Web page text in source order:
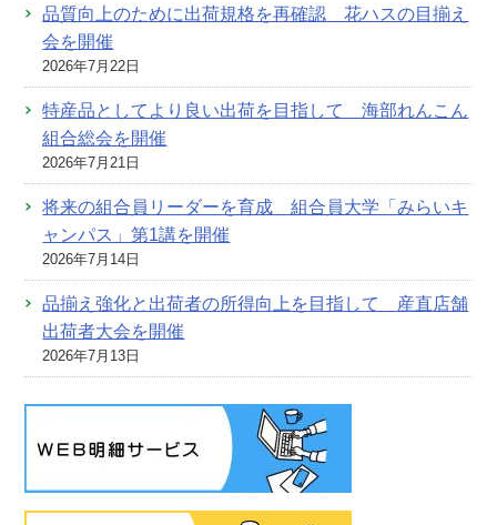
品質向上のために出荷規格を再確認 花ハスの目揃え
会を開催
2026年7月22日
特産品としてより良い出荷を目指して 海部れんこん
組合総会を開催
2026年7月21日
将来の組合員リーダーを育成 組合員大学「みらいキ
ャンパス」第1講を開催
2026年7月14日
品揃え強化と出荷者の所得向上を目指して 産直店舗
出荷者大会を開催
2026年7月13日